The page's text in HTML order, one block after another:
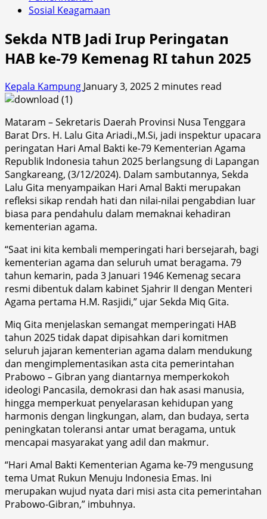
Sosial Keagamaan
Sekda NTB Jadi Irup Peringatan
HAB ke-79 Kemenag RI tahun 2025
Kepala Kampung January 3, 20252 minutes read
Mataram – Sekretaris Daerah Provinsi Nusa Tenggara
Barat Drs. H. Lalu Gita Ariadi.,M.Si, jadi inspektur upacara
peringatan Hari Amal Bakti ke-79 Kementerian Agama
Republik Indonesia tahun 2025 berlangsung di Lapangan
Sangkareang, (3/12/2024). Dalam sambutannya, Sekda
Lalu Gita menyampaikan Hari Amal Bakti merupakan
refleksi sikap rendah hati dan nilai-nilai pengabdian luar
biasa para pendahulu dalam memaknai kehadiran
kementerian agama.
“Saat ini kita kembali memperingati hari bersejarah, bagi
kementerian agama dan seluruh umat beragama. 79
tahun kemarin, pada 3 Januari 1946 Kemenag secara
resmi dibentuk dalam kabinet Sjahrir II dengan Menteri
Agama pertama H.M. Rasjidi,” ujar Sekda Miq Gita.
Miq Gita menjelaskan semangat memperingati HAB
tahun 2025 tidak dapat dipisahkan dari komitmen
seluruh jajaran kementerian agama dalam mendukung
dan mengimplementasikan asta cita pemerintahan
Prabowo – Gibran yang diantarnya memperkokoh
ideologi Pancasila, demokrasi dan hak asasi manusia,
hingga memperkuat penyelarasan kehidupan yang
harmonis dengan lingkungan, alam, dan budaya, serta
peningkatan toleransi antar umat beragama, untuk
mencapai masyarakat yang adil dan makmur.
“Hari Amal Bakti Kementerian Agama ke-79 mengusung
tema Umat Rukun Menuju Indonesia Emas. Ini
merupakan wujud nyata dari misi asta cita pemerintahan
Prabowo-Gibran,” imbuhnya.